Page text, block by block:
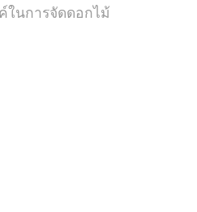
ในการจัดดอกไม้